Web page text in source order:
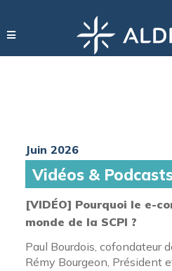
Juin 2026
Vidéos &
[VIDÉO] Pourquoi le e-
monde de la SCPI ?
Paul Bourdois, cofondateur
Rémy Bourgeon, Président